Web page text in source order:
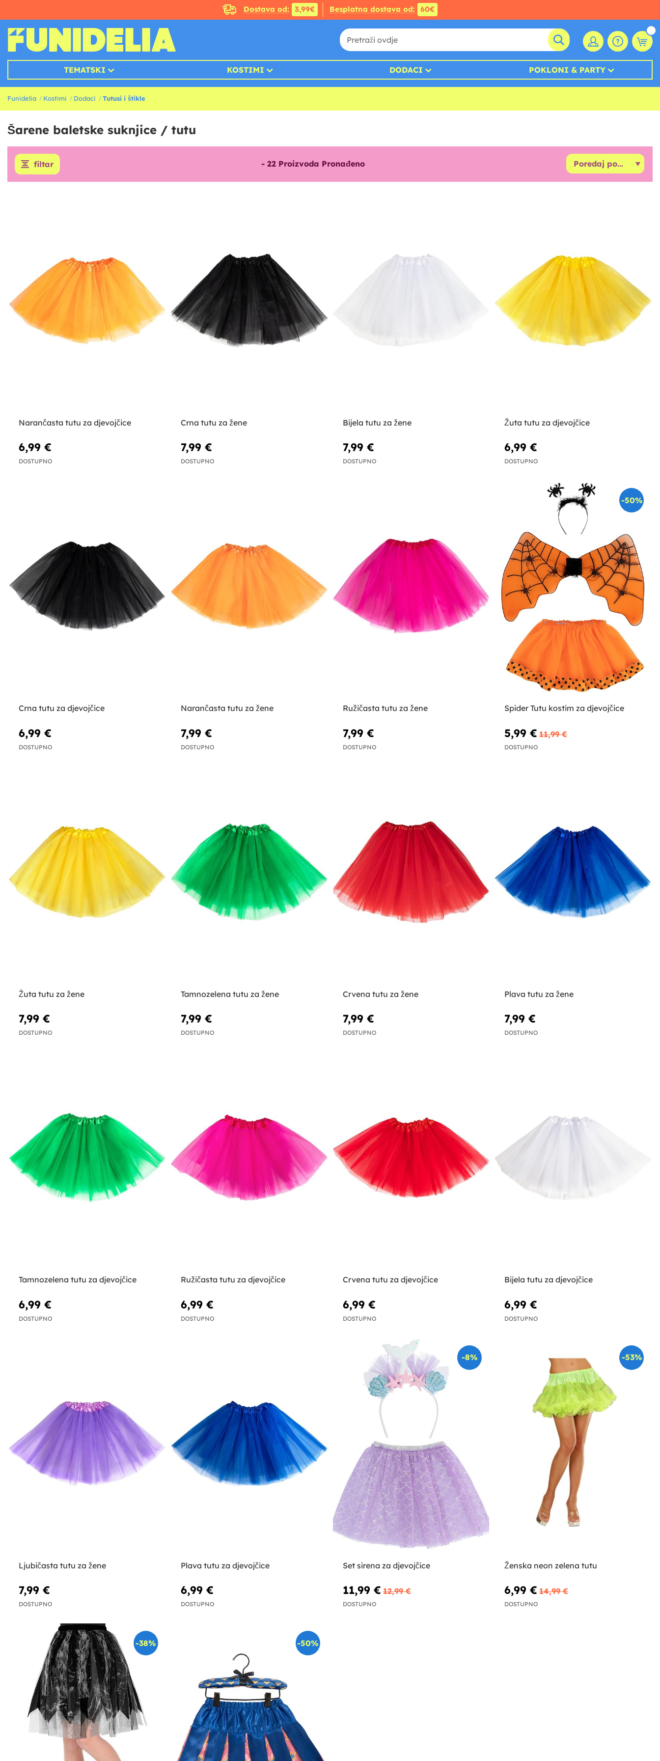
Dostava od: 3,99€ Besplatna dostava od: 60€
TEMATSKI KOSTIMI DODACI POKLONI & PARTY
Funidelia Kostimi Dodaci Tutusi i štikle
Šarene baletske suknjice / tutu
filtar - 22 Proizvoda Pronađeno
Narančasta tutu za djevojčice
6,99 €
DOSTUPNO
Crna tutu za žene
7,99 €
DOSTUPNO
Bijela tutu za žene
7,99 €
DOSTUPNO
Žuta tutu za djevojčice
6,99 €
DOSTUPNO
Crna tutu za djevojčice
6,99 €
DOSTUPNO
Narančasta tutu za žene
7,99 €
DOSTUPNO
Ružičasta tutu za žene
7,99 €
DOSTUPNO
-50%
Spider Tutu kostim za djevojčice
5,99 € 11,99 €
DOSTUPNO
Žuta tutu za žene
7,99 €
DOSTUPNO
Tamnozelena tutu za žene
7,99 €
DOSTUPNO
Crvena tutu za žene
7,99 €
DOSTUPNO
Plava tutu za žene
7,99 €
DOSTUPNO
Tamnozelena tutu za djevojčice
6,99 €
DOSTUPNO
Ružičasta tutu za djevojčice
6,99 €
DOSTUPNO
Crvena tutu za djevojčice
6,99 €
DOSTUPNO
Bijela tutu za djevojčice
6,99 €
DOSTUPNO
Ljubičasta tutu za žene
7,99 €
DOSTUPNO
Plava tutu za djevojčice
6,99 €
DOSTUPNO
-8%
Set sirena za djevojčice
11,99 € 12,99 €
DOSTUPNO
-53%
Ženska neon zelena tutu
6,99 € 14,99 €
DOSTUPNO
-38% -50%